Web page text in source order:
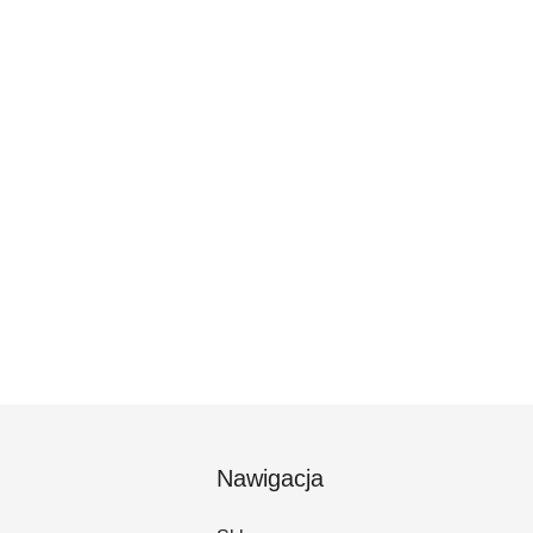
Nawigacja